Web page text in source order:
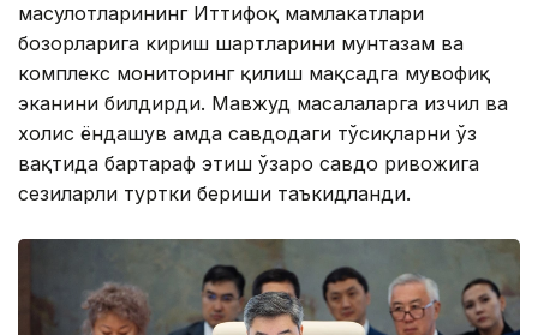
маҳсулотларининг Иттифоқ мамлакатлари
бозорларига кириш шартларини мунтазам ва
комплекс мониторинг қилиш мақсадга мувофиқ
эканини билдирди. Мавжуд масалаларга изчил ва
холис ёндашув ҳамда савдодаги тўсиқларни ўз
вақтида бартараф этиш ўзаро савдо ривожига
сезиларли туртки бериши таъкидланди.